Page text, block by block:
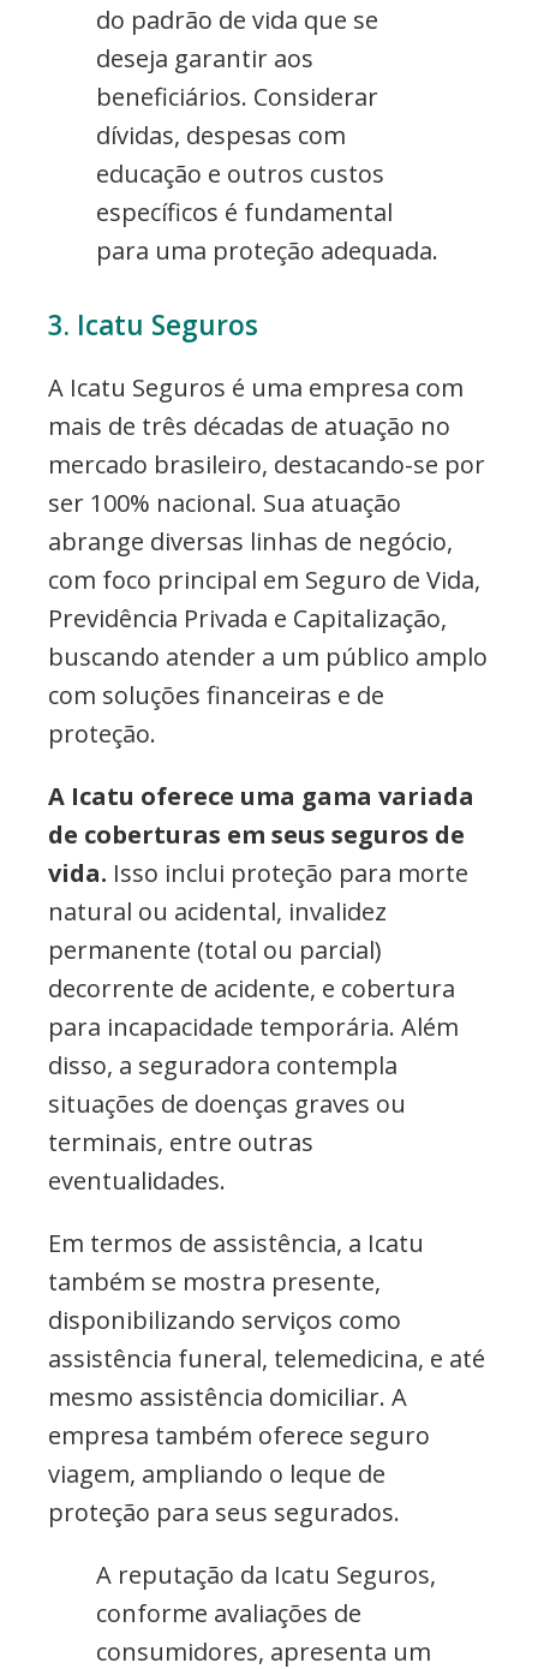
do padrão de vida que se
deseja garantir aos
beneficiários. Considerar
dívidas, despesas com
educação e outros custos
específicos é fundamental
para uma proteção adequada.
3. Icatu Seguros
A Icatu Seguros é uma empresa com
mais de três décadas de atuação no
mercado brasileiro, destacando-se por
ser 100% nacional. Sua atuação
abrange diversas linhas de negócio,
com foco principal em Seguro de Vida,
Previdência Privada e Capitalização,
buscando atender a um público amplo
com soluções financeiras e de
proteção.
A Icatu oferece uma gama variada
de coberturas em seus seguros de
vida. Isso inclui proteção para morte
natural ou acidental, invalidez
permanente (total ou parcial)
decorrente de acidente, e cobertura
para incapacidade temporária. Além
disso, a seguradora contempla
situações de doenças graves ou
terminais, entre outras
eventualidades.
Em termos de assistência, a Icatu
também se mostra presente,
disponibilizando serviços como
assistência funeral, telemedicina, e até
mesmo assistência domiciliar. A
empresa também oferece seguro
viagem, ampliando o leque de
proteção para seus segurados.
A reputação da Icatu Seguros,
conforme avaliações de
consumidores, apresenta um